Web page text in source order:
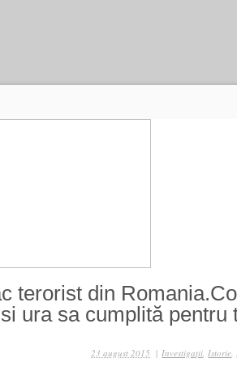
terorist din
ura sa cumplită pentru
| Investigaţii,Istorie,
23 august 2015